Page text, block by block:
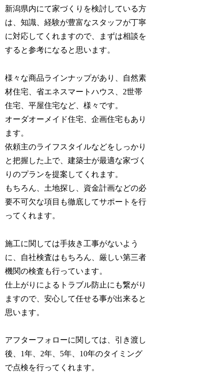
新潟県内にて家づくりを検討している方
は、知識、経験が豊富なスタッフが丁寧
に対応してくれますので、まずは相談を
すると参考になると思います。
様々な商品ラインナップがあり、自然素
材住宅、省エネスマートハウス、2世帯
住宅、平屋住宅など、様々です。
オーダオーメイド住宅、企画住宅もあり
ます。
依頼主のライフスタイルなどをしっかり
と把握した上で、建築士が最適な家づく
りのプランを提案してくれます。
もちろん、土地探し、資金計画などの必
要不可欠な項目も徹底してサポートを行
ってくれます。
施工に関しては手抜き工事がないよう
に、自社検査はもちろん、厳しい第三者
機関の検査も行っています。
仕上がりによるトラブル防止にも繋がり
ますので、安心して任せる事が出来ると
思います。
アフターフォローに関しては、引き渡し
後、1年、2年、5年、10年のタイミング
で点検を行ってくれます。